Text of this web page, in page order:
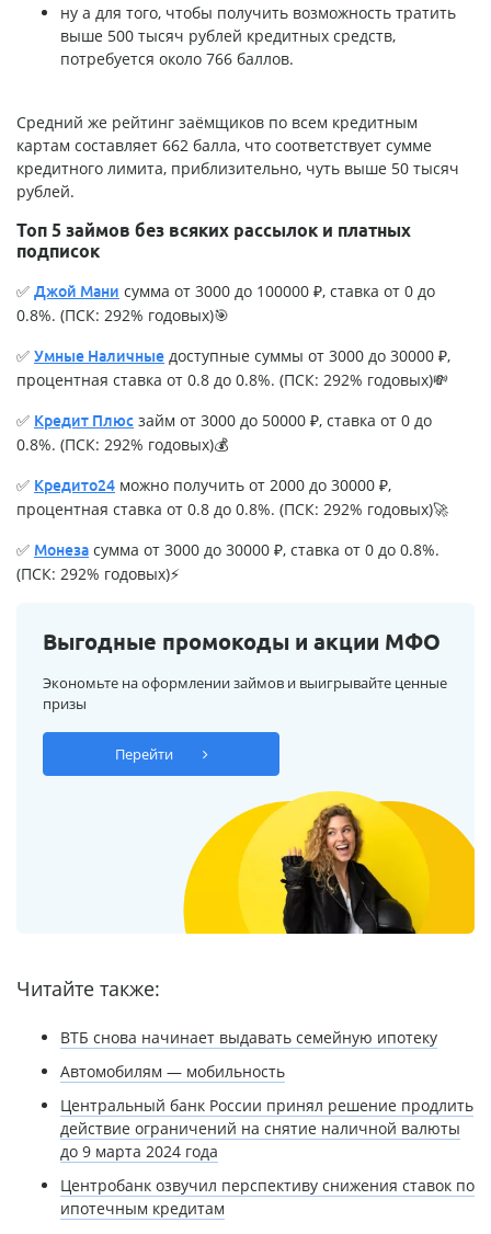
ну а для того, чтобы получить возможность тратить
выше 500 тысяч рублей кредитных средств,
потребуется около 766 баллов.
Средний же рейтинг заёмщиков по всем кредитным
картам составляет 662 балла, что соответствует сумме
кредитного лимита, приблизительно, чуть выше 50 тысяч
рублей.
Топ 5 займов без всяких рассылок и платных
подписок
✅ Джой Мани сумма от 3000 до 100000 ₽, ставка от 0 до
0.8%. (ПСК: 292% годовых)🎯
✅ Умные Наличные доступные суммы от 3000 до 30000 ₽,
процентная ставка от 0.8 до 0.8%. (ПСК: 292% годовых)💸
✅ Кредит Плюс займ от 3000 до 50000 ₽, ставка от 0 до
0.8%. (ПСК: 292% годовых)💰
✅ Кредито24 можно получить от 2000 до 30000 ₽,
процентная ставка от 0.8 до 0.8%. (ПСК: 292% годовых)🚀
✅ Монеза сумма от 3000 до 30000 ₽, ставка от 0 до 0.8%.
(ПСК: 292% годовых)⚡
Выгодные промокоды и акции МФО
Экономьте на оформлении займов и выигрывайте ценные
призы
Перейти
Читайте также:
ВТБ снова начинает выдавать семейную ипотеку
Автомобилям — мобильность
Центральный банк России принял решение продлить
действие ограничений на снятие наличной валюты
до 9 марта 2024 года
Центробанк озвучил перспективу снижения ставок по
ипотечным кредитам